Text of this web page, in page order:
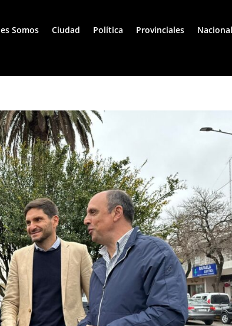
Somos Ciudad Política Provinciales